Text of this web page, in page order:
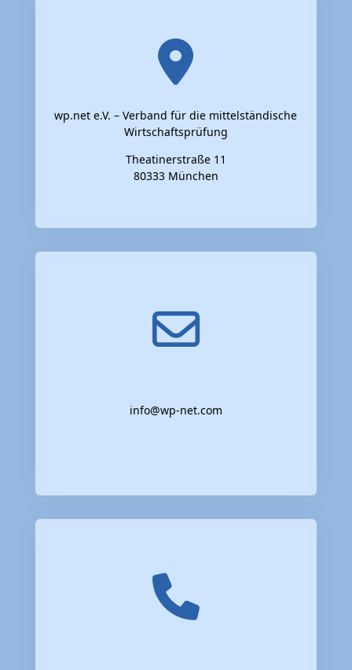
wp.net e.V. – Verband für die mittelständische
Wirtschaftsprüfung
Theatinerstraße 11
80333 München
info@wp-net.com